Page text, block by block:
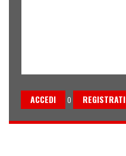
ACCEDI o REGISTRATI